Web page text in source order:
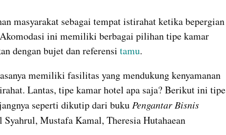
masyarakat sebagai tempat istirahat ketika bepergian
ini memiliki berbagai pilihan tipe kamar
dengan bujet dan referensi tamu.
memiliki fasilitas yang mendukung kenyamanan
Lantas, tipe kamar hotel apa saja? Berikut ini tipe
seperti dikutip dari buku Pengantar Bisnis
Syahrul, ‎Mustafa Kamal, ‎Theresia Hutahaean